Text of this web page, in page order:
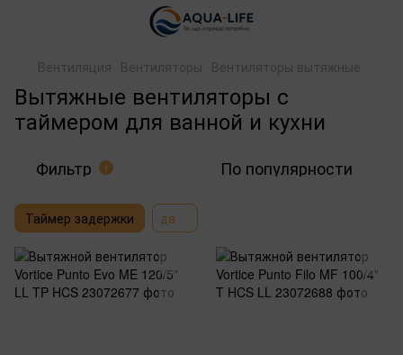
Вентиляция Вентиляторы Вентиляторы вытяжные
Вытяжные вентиляторы с
таймером для ванной и кухни
Фильтр 1 По популярности
Таймер задержки да